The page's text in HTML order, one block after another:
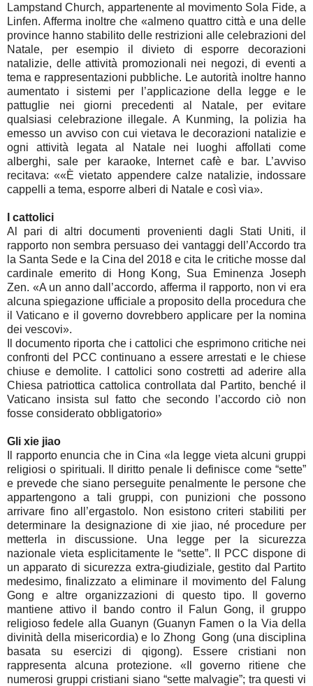
Lampstand Church, appartenente al movimento Sola Fide, a
Linfen. Afferma inoltre che «almeno quattro città e una delle
province hanno stabilito delle restrizioni alle celebrazioni del
Natale, per esempio il divieto di esporre decorazioni
natalizie, delle attività promozionali nei negozi, di eventi a
tema e rappresentazioni pubbliche. Le autorità inoltre hanno
aumentato i sistemi per l’applicazione della legge e le
pattuglie nei giorni precedenti al Natale, per evitare
qualsiasi celebrazione illegale. A Kunming, la polizia ha
emesso un avviso con cui vietava le decorazioni natalizie e
ogni attività legata al Natale nei luoghi affollati come
alberghi, sale per karaoke, Internet cafè e bar. L’avviso
recitava: ««È vietato appendere calze natalizie, indossare
cappelli a tema, esporre alberi di Natale e così via».
I cattolici
Al pari di altri documenti provenienti dagli Stati Uniti, il
rapporto non sembra persuaso dei vantaggi dell’Accordo tra
la Santa Sede e la Cina del 2018 e cita le critiche mosse dal
cardinale emerito di Hong Kong, Sua Eminenza Joseph
Zen. «A un anno dall’accordo, afferma il rapporto, non vi era
alcuna spiegazione ufficiale a proposito della procedura che
il Vaticano e il governo dovrebbero applicare per la nomina
dei vescovi».
Il documento riporta che i cattolici che esprimono critiche nei
confronti del PCC continuano a essere arrestati e le chiese
chiuse e demolite. I cattolici sono costretti ad aderire alla
Chiesa patriottica cattolica controllata dal Partito, benché il
Vaticano insista sul fatto che secondo l’accordo ciò non
fosse considerato obbligatorio»
Gli xie jiao
Il rapporto enuncia che in Cina «la legge vieta alcuni gruppi
religiosi o spirituali. Il diritto penale li definisce come “sette”
e prevede che siano perseguite penalmente le persone che
appartengono a tali gruppi, con punizioni che possono
arrivare fino all’ergastolo. Non esistono criteri stabiliti per
determinare la designazione di xie jiao, né procedure per
metterla in discussione. Una legge per la sicurezza
nazionale vieta esplicitamente le “sette”. Il PCC dispone di
un apparato di sicurezza extra-giudiziale, gestito dal Partito
medesimo, finalizzato a eliminare il movimento del Falung
Gong e altre organizzazioni di questo tipo. Il governo
mantiene attivo il bando contro il Falun Gong, il gruppo
religioso fedele alla Guanyn (Guanyn Famen o la Via della
divinità della misericordia) e lo Zhong Gong (una disciplina
basata su esercizi di qigong). Essere cristiani non
rappresenta alcuna protezione. «Il governo ritiene che
numerosi gruppi cristiani siano “sette malvagie”; tra questi vi